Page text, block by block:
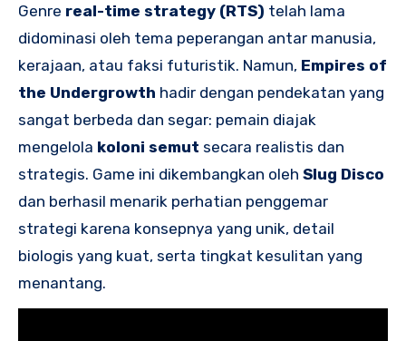
Genre real-time strategy (RTS) telah lama
didominasi oleh tema peperangan antar manusia,
kerajaan, atau faksi futuristik. Namun, Empires of
the Undergrowth hadir dengan pendekatan yang
sangat berbeda dan segar: pemain diajak
mengelola koloni semut secara realistis dan
strategis. Game ini dikembangkan oleh Slug Disco
dan berhasil menarik perhatian penggemar
strategi karena konsepnya yang unik, detail
biologis yang kuat, serta tingkat kesulitan yang
menantang.